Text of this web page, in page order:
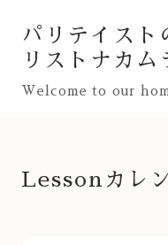
パリテイスト
リストナカム
Welcome to our
Lessonカレ